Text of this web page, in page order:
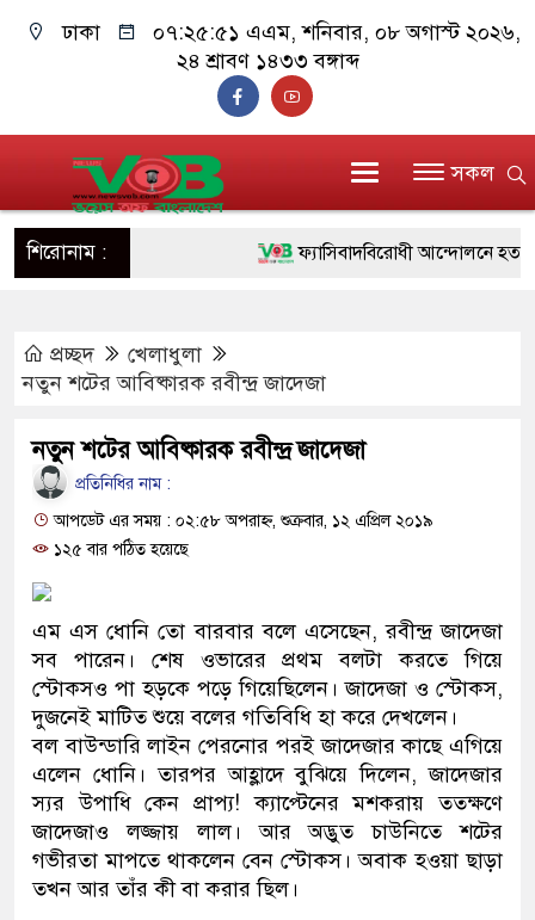
ঢাকা ০৭:২৫:৫২ এএম, শনিবার, ০৮ অগাস্ট ২০২৬,
২৪ শ্রাবণ ১৪৩৩ বঙ্গাব্দ
সকল
শিরোনাম : ফ্যাসিবাদবিরোধী আন্দোলনে
উদ্ধার
মাদক কারবারি গ্রেফতার
২৮ লাখ টাকার জাল নোটসহ
থানা পুলিশ
যেকোনো সময় বেনজীরের প্রত্যাবর্তন
নেতৃত্ব ও গণতন্ত্রের মূর্তমান প্রতীক
যে ভাবে ডেভিড ইমনের কাছে মিলল
প্রচ্ছদ
খেলাধুলা
নতুন শটের আবিষ্কারক রবীন্দ্র জাদেজা
নতুন শটের আবিষ্কারক রবীন্দ্র জাদেজা
প্রতিনিধির নাম :
আপডেট এর সময় : ০২:৫৮ অপরাহ্ন, শুক্রবার, ১২ এপ্রিল ২০১৯
১২৫ বার পঠিত হয়েছে
এম এস ধোনি তো বারবার বলে এসেছেন, রবীন্দ্র জাদেজা
সব পারেন। শেষ ওভারের প্রথম বলটা করতে গিয়ে
স্টোকসও পা হড়কে পড়ে গিয়েছিলেন। জাদেজা ও স্টোকস,
দুজনেই মাটিত শুয়ে বলের গতিবিধি হা করে দেখলেন।
বল বাউন্ডারি লাইন পেরনোর পরই জাদেজার কাছে এগিয়ে
এলেন ধোনি। তারপর আহ্লাদে বুঝিয়ে দিলেন, জাদেজার
স্যর উপাধি কেন প্রাপ্য! ক্যাপ্টেনের মশকরায় ততক্ষণে
জাদেজাও লজ্জায় লাল। আর অদ্ভুত চাউনিতে শটের
গভীরতা মাপতে থাকলেন বেন স্টোকস। অবাক হওয়া ছাড়া
তখন আর তাঁর কী বা করার ছিল।